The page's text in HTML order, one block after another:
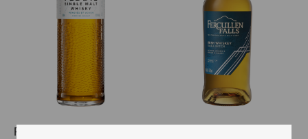
Feddie Single Malt Whisky